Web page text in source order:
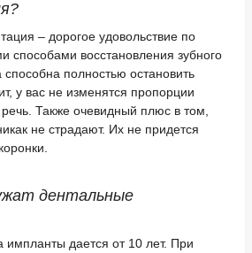
– дорогое удовольствие по
способами восстановления зубного
полностью остановить
у вас не изменятся пропорции
Также очевидный плюс в том,
не страдают. Их не придется
дентальные
импланты дается от 10 лет. При